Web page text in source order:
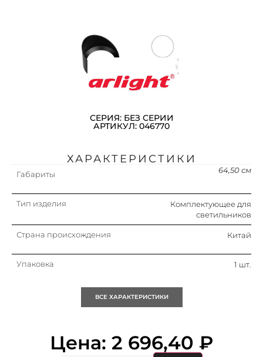
СЕРИЯ: БЕЗ СЕРИИ
АРТИКУЛ: 046770
ХАРАКТЕРИСТИКИ
Габариты 64,50 см
Тип изделия
Комплектующее для
светильников
Страна происхождения Китай
Упаковка 1 шт.
Выход светового потока
ВСЕ ХАРАКТЕРИСТИКИ
Цена: 2 696,40 ₽